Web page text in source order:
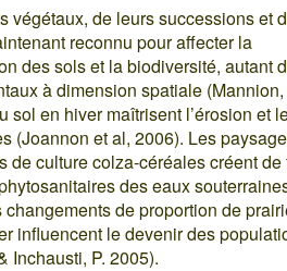
végétaux, de leurs successions et
reconnu pour affecter la
des sols et la biodiversité, autant
à dimension spatiale (Mannion,
sol en hiver maîtrisent l’érosion et
(Joannon et al, 2006). Les
de culture colza-céréales créent de
des eaux
de proportion de
influencent le devenir des
Inchausti, P. 2005).